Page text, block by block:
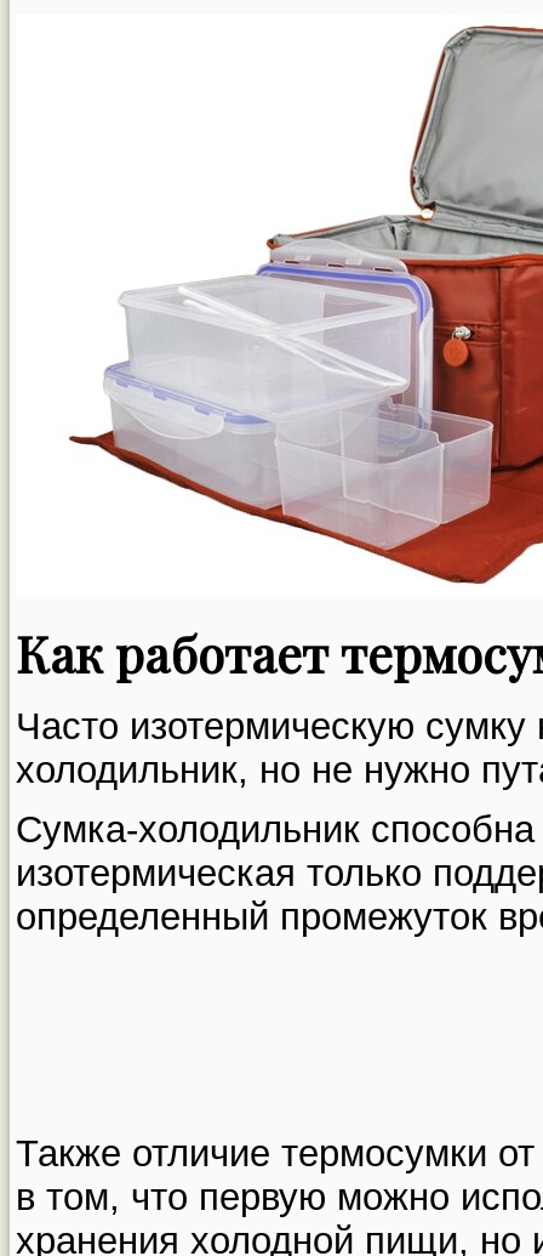
Как работает
Часто изотермическую
холодильник, но не нужно
Сумка-холодильник
изотермическая только
определенный промежуток
Также отличие термосумки
в том, что первую можно
хранения холодной пищи, но